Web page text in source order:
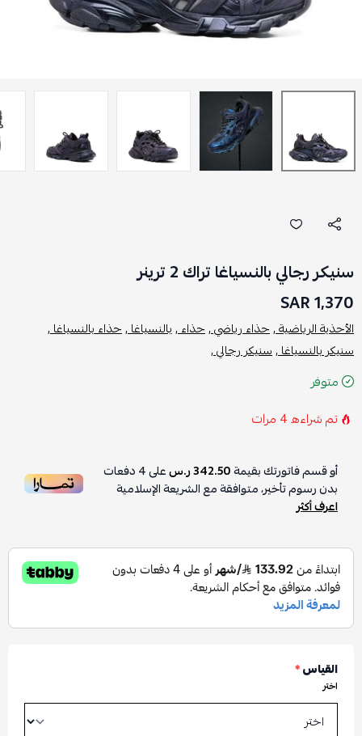
سنيكر رجالي بالنسياغا تراك 2 ترينر
1,370 SAR
الأحذية الرياضية ,حذاء رياضي ,حذاء ,بالنسياغا ,حذاء بالنسياغا ,
سنيكر بالنسياغا ,سنيكر رجالي ,
متوفر
تم شراءه4 مرات
أو قسم فاتورتك بقيمة342.50 ر.س على4دفعات
بدون رسوم تأخير، متوافقة مع الشريعة الإسلامية
اعرف أكثر
القياس*
اختر